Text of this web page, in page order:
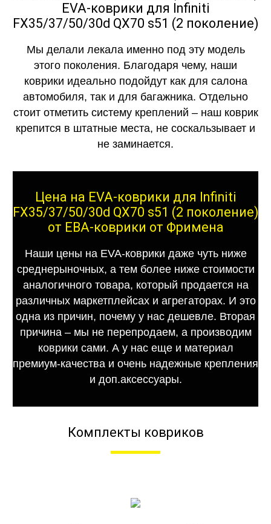
EVA-коврики для Infiniti
FX35/37/50/30d QX70 s51 (2 поколение)
Мы делали лекала именно под эту модель
этого поколения. Благодаря чему, наши
коврики идеально подойдут как для салона
автомобиля, так и для багажника. Отдельно
стоит отметить систему креплений – наш коврик
крепится в штатные места, не соскальзывает и
не заминается.
Цена на EVA-коврики для Infiniti
FX35/37/50/30d QX70 s51 (2 поколение)
от ЕВА-коврики от Фримена
Наши цены на EVA-коврики даже чуть ниже
среднерыночных, а тем более ниже стоимости
аналогичного товара, который продается на
различных маркетплейсах и агрегаторах. И это
одна из причин, почему у нас дешевле. Вторая
причина – мы не перепродаем, а производим
коврики сами. А у нас еще и материал
премиум-качества и очень надежные крепления
и доп.аксессуары.
Комплекты ковриков